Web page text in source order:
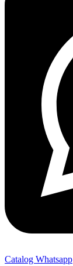
Catalog Whatsapp